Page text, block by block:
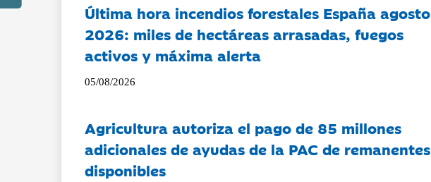
Última hora incendios forestales España agosto
2026: miles de hectáreas arrasadas, fuegos
activos y máxima alerta
05/08/2026
Agricultura autoriza el pago de 85 millones
adicionales de ayudas de la PAC de remanentes
disponibles